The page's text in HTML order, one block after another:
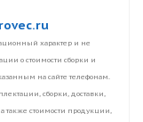
характер и не
о стоимости сборки и
на сайте телефонам.
сборки, доставки,
также стоимости продукции,